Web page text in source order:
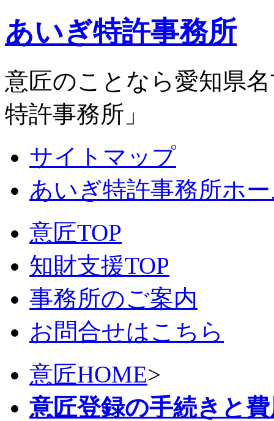
あいぎ特許事務所
意匠のことなら愛知県
特許事務所」
サイトマップ
あいぎ特許事務所ホ
意匠TOP
知財支援TOP
事務所のご案内
お問合せはこちら
意匠HOME>
意匠登録の手続きと